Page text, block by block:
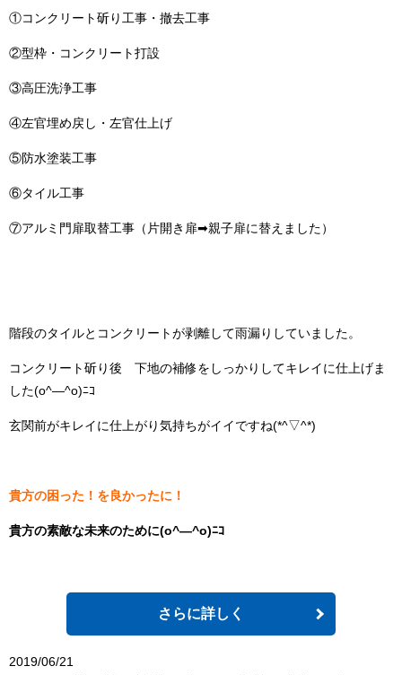
①コンクリート斫り工事・撤去工事
②型枠・コンクリート打設
③高圧洗浄工事
④左官埋め戻し・左官仕上げ
⑤防水塗装工事
⑥タイル工事
⑦アルミ門扉取替工事（片開き扉➡親子扉に替えました）
階段のタイルとコンクリートが剥離して雨漏りしていました。
コンクリート斫り後 下地の補修をしっかりしてキレイに仕上げま
した(o^―^o)ﾆｺ
玄関前がキレイに仕上がり気持ちがイイですね(*^▽^*)
貴方の困った！を良かったに！
貴方の素敵な未来のために(o^―^o)ﾆｺ
さらに詳しく
2019/06/21